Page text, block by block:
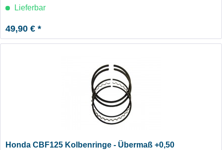
Lieferbar
49,90 € *
Honda CBF125 Kolbenringe - Übermaß +0,50